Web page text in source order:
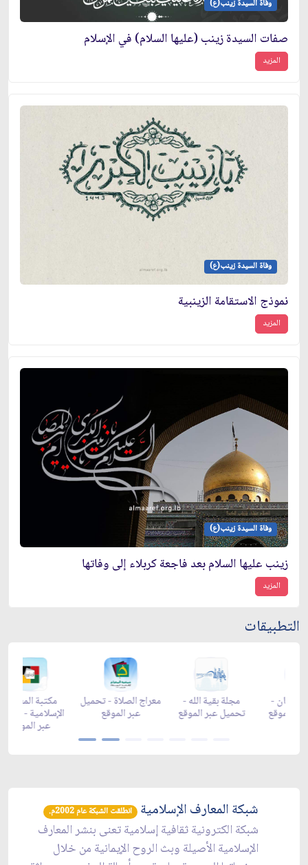
وفاة السيدة زينب(ع)
صفات السيدة زينب (عليها السلام) في الإسلام
المزيد
وفاة السيدة زينب(ع)
نموذج الاستقامة الزينبية
المزيد
وفاة السيدة زينب(ع)
زينب عليها السلام بعد فاجعة كربلاء إلى وفاتها
المزيد
التطبيقات
زاد شهر رمضان -
تحميل عبر الموقع
زاد شهر رمضان -
appstore
زاد شهر رمضان -
appgallery
شبكة المعارف الإسلامية انطلقت الشبكة عام 2002م.
شبكة الكترونية ثقافية إسلامية تعنى بنشر المعارف
الإسلامية الأصيلة وبث الروح الإيمانية من خلال